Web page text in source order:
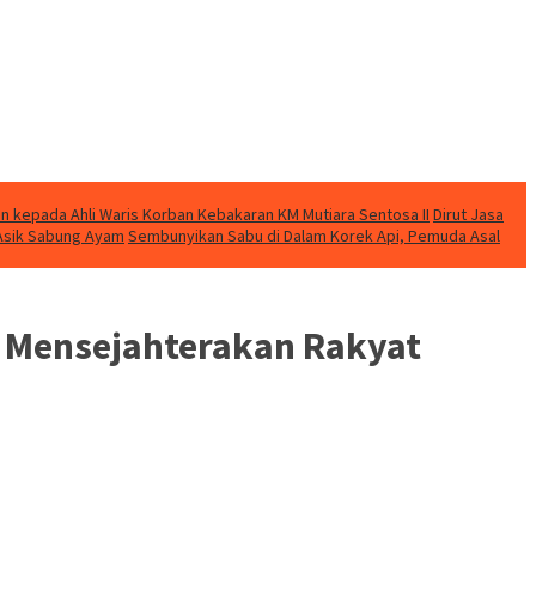
kepada Ahli Waris Korban Kebakaran KM Mutiara Sentosa II Dirut Jasa
Sabung Ayam Sembunyikan Sabu di Dalam Korek Api, Pemuda Asal
Mensejahterakan Rakyat